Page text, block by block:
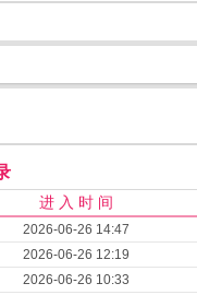
进 入 时 间
2026-06-26 14:47
2026-06-26 12:19
2026-06-26 10:33